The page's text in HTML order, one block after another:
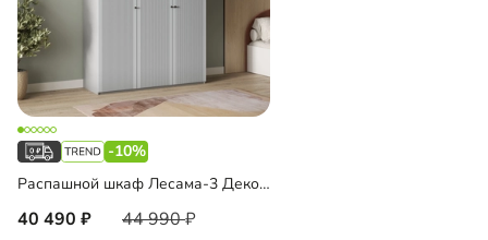
-10%
Распашной шкаф Лесама-3 Декор 1
40 490 44 990